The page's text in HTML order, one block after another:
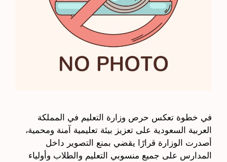
في خطوة تعكس حرص وزارة التعليم في المملكة
العربية السعودية على تعزيز بيئة تعليمية آمنة ومحمية،
أصدرت الوزارة قرارًا يقضي بمنع التصوير داخل
المدارس على جميع منسوبي التعليم والطلاب وأولياء